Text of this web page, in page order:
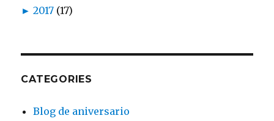
► 2017 (17)
CATEGORIES
Blog de aniversario